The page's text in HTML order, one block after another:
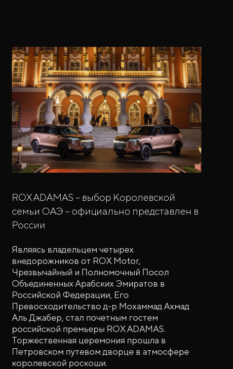
ROX ADAMAS – выбор Королевской
семьи ОАЭ – официально представлен в
России
Являясь владельцем четырех
внедорожников от ROX Motor,
Чрезвычайный и Полномочный Посол
Объединенных Арабских Эмиратов в
Российской Федерации, Его
Превосходительство д-р Мохаммад Ахмад
Аль Джабер, стал почетным гостем
российской премьеры ROX ADAMAS.
Торжественная церемония прошла в
Петровском путевом дворце в атмосфере
королевской роскоши.